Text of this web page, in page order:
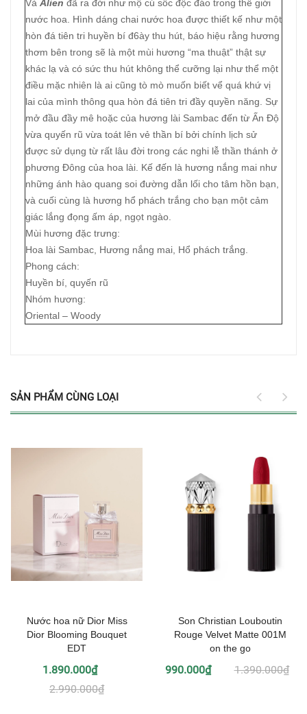
Và Alien đã ra đời như mộ cú sốc độc đáo trong thế giới
nước hoa. Hình dáng chai nước hoa được thiết kế như một
hòn đá tiên tri huyền bí đ6ày thu hút, báo hiệu rằng hương
thơm bên trong sẽ là một mùi hương “ma thuật” thật sự
khác lạ và có sức thu hút không thể cưỡng lại như thể một
điều mặc nhiên là ai cũng tò mò muốn biết vể quá khứ vị
lai của mình thông qua hòn đá tiên tri đầy quyền năng. Sự
mở đầu đầy mê hoặc của hương lài Sambac đến từ Ấn Độ
vừa quyến rũ vừa toát lên vẻ thần bí bởi chính lịch sử
được sử dụng từ rất lâu đời trong các nghi lễ thần thánh ở
phương Đông của hoa lài. Kế đến là hương nắng mai như
những ánh hào quang soi đường dẫn lối cho tâm hồn bạn,
và cuối cùng là hương hổ phách trắng cho bạn một cảm
giác lắng đọng ấm áp, ngọt ngào.
Mùi hương đặc trưng:
Hoa lài Sambac, Hương nắng mai, Hổ phách trắng.
Phong cách:
Huyền bí, quyến rũ
Nhóm hương:
Oriental – Woody
SẢN PHẨM CÙNG LOẠI
Nước hoa nữ Dior Miss
Dior Blooming Bouquet
EDT
1.890.000₫
2.990.000₫
Son Christian Louboutin
Rouge Velvet Matte 001M
on the go
990.000₫ 1.390.000₫